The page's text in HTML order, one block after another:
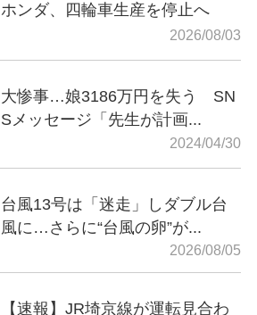
ホンダ、四輪車生産を停止へ
2026/08/03
大惨事…娘3186万円を失う SN
Sメッセージ「先生が計画...
2024/04/30
台風13号は「迷走」しダブル台
風に…さらに“台風の卵”が...
2026/08/05
【速報】JR埼京線が運転見合わ